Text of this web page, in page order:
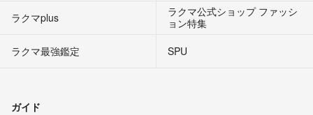
ラクマplus
ラクマ公式ショップ ファッシ
ョン特集
ラクマ最強鑑定
SPU
ガイド